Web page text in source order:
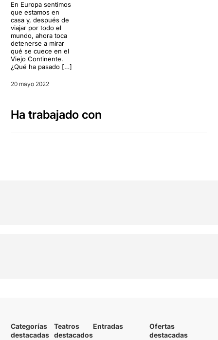
En Europa sentimos
que estamos en
casa y, después de
viajar por todo el
mundo, ahora toca
detenerse a mirar
qué se cuece en el
Viejo Continente.
¿Qué ha pasado […]
20 mayo 2022
Ha trabajado con
Categorías
destacadas
Teatros
destacados
Entradas
Ofertas
destacadas